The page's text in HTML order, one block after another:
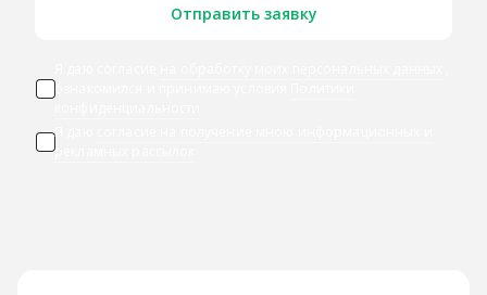
Отправить заявку
ознакомился и принимаю условия
Я даю
рекламных рассылок